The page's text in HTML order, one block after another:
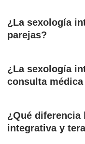
¿La sexología
parejas?
¿La sexología
consulta
¿Qué diferencia
integrativa y